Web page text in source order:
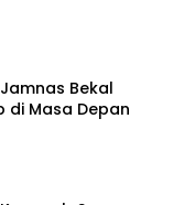
Bekal
di Masa Depan